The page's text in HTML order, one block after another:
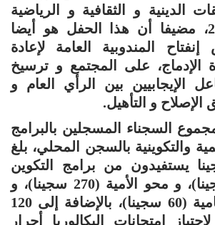
الدينية و الثقافية و الرياضية
برسم سنة 2024، مضيفا أن هذا الحفل هو أيضا
المندوبية العامة لإعادة
الإدماج، على المجتمع و ترسيخ
الإيجابيين بين الرأي العام و
الإصلاح و التأهيل.
السجناء المسجلين بالبرامج
والتكوينية بالسجن المحلي، بلغ
732 سجينا يستفيدون من برامج التكوين
المهني (168 سجينا)، و محو الأمية (270 سجينا)، و
التربية غير النظامية (60 سجينا)، بالإضافة إلى 120
إمتحانات البكالوريا أحرار